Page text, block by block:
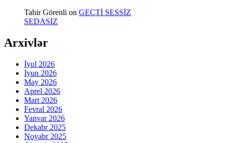
Tahir Görenli on GEÇTİ SESSİZ
SEDASIZ
Arxivlər
İyul 2026
İyun 2026
May 2026
Aprel 2026
Mart 2026
Fevral 2026
Yanvar 2026
Dekabr 2025
Noyabr 2025